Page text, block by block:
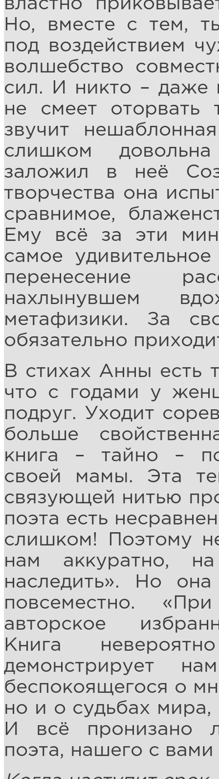
властно
Но, вместе с тем,
под воздействием
волшебство
сил. И никто –
не смеет оторвать
звучит
слишком
заложил в неё
творчества она
сравнимое,
Ему всё за эти
самое
перенесение
нахлынувшем
метафизики. За
обязательно
В стихах Анны есть
что с годами у
подруг. Уходит
больше
книга – тайно –
своей мамы. Эта
связующей нитью
поэта есть
слишком! Поэтому
нам аккуратно,
наследить». Но
повсеместно.
авторское
Книга
демонстрирует
беспокоящегося о
но и о судьбах мира,
И всё пронизано
поэта, нашего с